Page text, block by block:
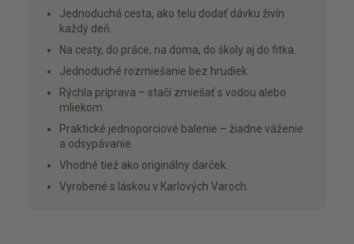
Jednoduchá cesta, ako telu dodať dávku živín
každý deň.
Na cesty, do práce, na doma, do školy aj do fitka.
Jednoduché rozmiešanie bez hrudiek.
Rýchla príprava – stačí zmiešať s vodou alebo
mliekom.
Praktické jednoporciové balenie – žiadne váženie
a odsypávanie.
Vhodné tiež ako originálny darček.
Vyrobené s láskou v Karlových Varoch.